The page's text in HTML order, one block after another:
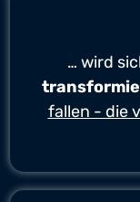
… wird
fallen - die